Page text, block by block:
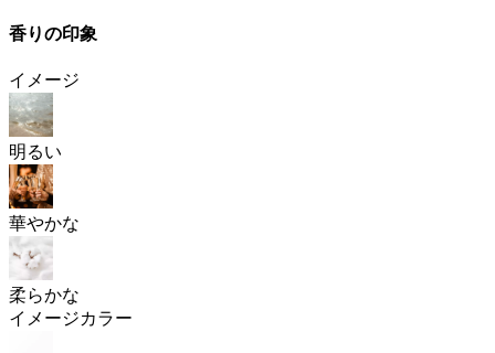
香りの印象
イメージ
明るい
華やかな
柔らかな
イメージカラー